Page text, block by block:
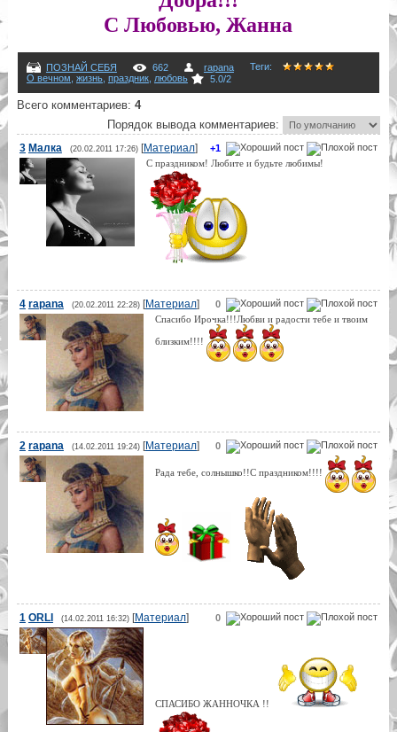
С Любовью, Жанна
ПОЗНАЙ СЕБЯ 662 rapana Теги:
О вечном жизнь, праздник, любовь 5.0/2
Всего комментариев: 4
Порядок вывода комментариев:
+1
3 Малка (20.02.2011 17:26)[Материал]
С праздником! Любите и будьте любимы!
0
4 rapana (20.02.2011 22:28)[Материал]
Спасибо Ирочка!!!Любви и радости тебе и твоим
близким!!!!
0
2 rapana (14.02.2011 19:24)[Материал]
Рада тебе, солнышко!!С праздником!!!!
0
1 ORLI (14.02.2011 16:32)[Материал]
СПАСИБО ЖАННОЧКА !!